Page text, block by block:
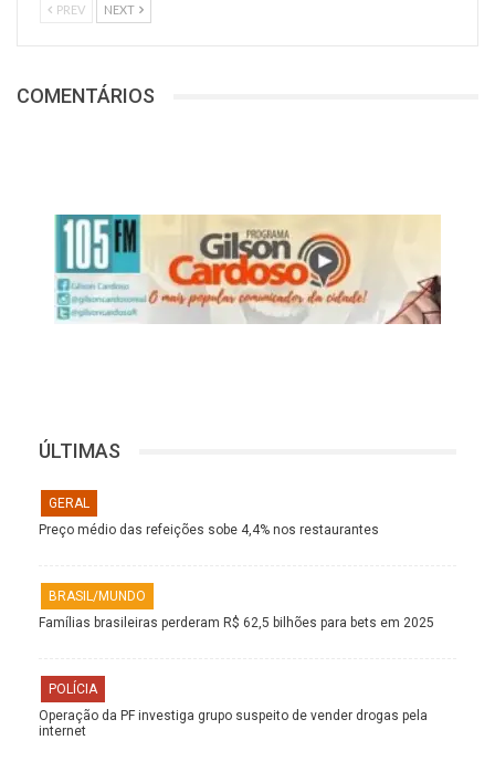
PREV NEXT
COMENTÁRIOS
ÚLTIMAS
GERAL
Preço médio das refeições sobe 4,4% nos restaurantes
BRASIL/MUNDO
Famílias brasileiras perderam R$ 62,5 bilhões para bets em 2025
POLÍCIA
Operação da PF investiga grupo suspeito de vender drogas pela
internet